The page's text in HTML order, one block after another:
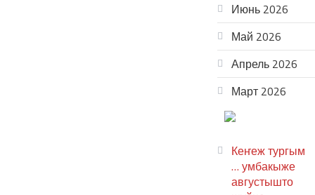
Июнь 2026
Май 2026
Апрель 2026
Март 2026
Кеҥеж тургым
… умбакыже
августышто